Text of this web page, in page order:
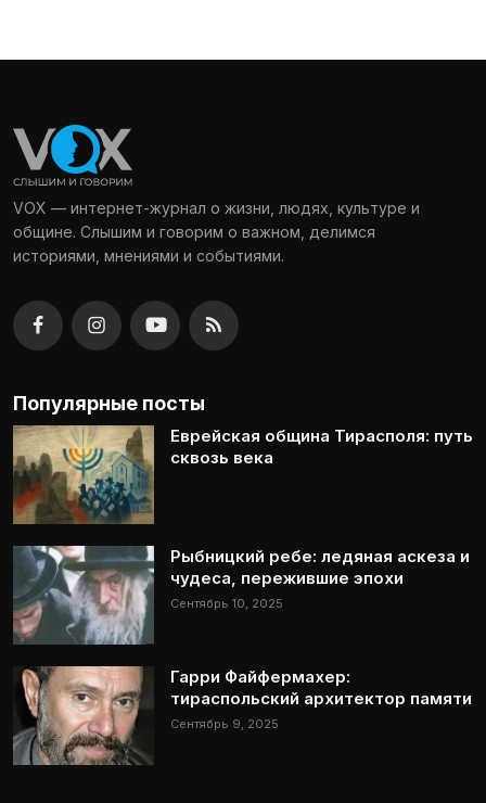
VOX — интернет-журнал о жизни, людях, культуре и
общине. Слышим и говорим о важном, делимся
историями, мнениями и событиями.
Популярные посты
Еврейская община Тирасполя: путь
сквозь века
Рыбницкий ребе: ледяная аскеза и
чудеса, пережившие эпохи
Сентябрь 10, 2025
Гарри Файфермахер:
тираспольский архитектор памяти
Сентябрь 9, 2025